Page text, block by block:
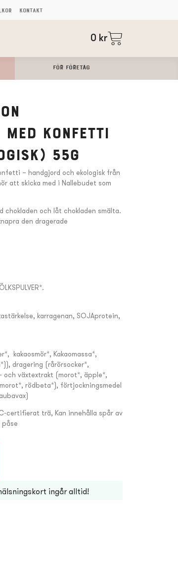
Kontakt
0 kr
FÖR FÖRETAG
Konfetti
55g
– handgjord och ekologisk från
att skicka med i Nallebudet som
chokladen och låt chokladen smälta.
den dragerade
karragenan, SOJAprotein,
kakaosmör*, Kakaomassa*,
dragering (rårörsocker*,
och växtextrakt (morot*, äpple*,
rödbeta*), förtjockningsmedel
certifierat trä, Kan innehålla spår av
påse
ingår alltid!